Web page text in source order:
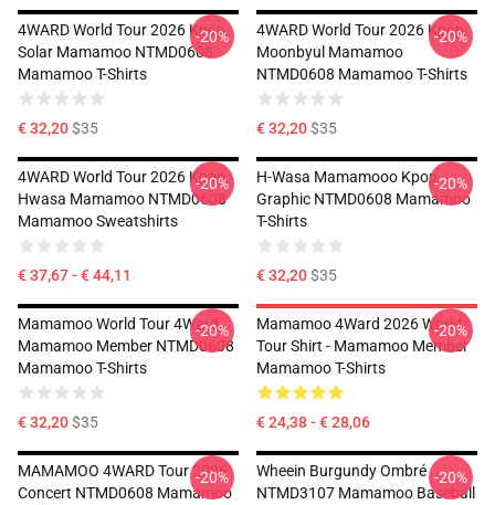
4WARD World Tour 2026 Kpop,
Solar Mamamoo NTMD0608
Mamamoo T-Shirts
€ 32,20$35
-20%
4WARD World Tour 2026 Kpop,
Moonbyul Mamamoo
NTMD0608 Mamamoo T-Shirts
€ 32,20$35
-20%
4WARD World Tour 2026 Kpop,
Hwasa Mamamoo NTMD0608
Mamamoo Sweatshirts
€ 37,67 - € 44,11
-20%
H-Wasa Mamamooo Kpop
Graphic NTMD0608 Mamamoo
T-Shirts
€ 32,20$35
-20%
Mamamoo World Tour 4Ward,
Mamamoo Member NTMD0608
Mamamoo T-Shirts
€ 32,20$35
-20%
Mamamoo 4Ward 2026 World
Tour Shirt - Mamamoo Member
Mamamoo T-Shirts
€ 24,38 - € 28,06
-20%
MAMAMOO 4WARD Tour 2026
Concert NTMD0608 Mamamoo
-20%
Wheein Burgundy Ombré
NTMD3107 Mamamoo Baseball
-20%